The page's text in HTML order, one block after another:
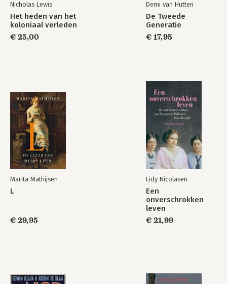
Nicholas Lewis
Het heden van het
koloniaal verleden
€ 25,00
Demi van Hutten
De Tweede
Generatie
€ 17,95
Marita Mathijsen
L
€ 29,95
Lidy Nicolasen
Een
onverschrokken
leven
€ 21,99